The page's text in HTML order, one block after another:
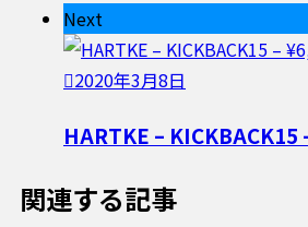
Next
2020年3月8日
HARTKE – KICKBACK15
関連する記事